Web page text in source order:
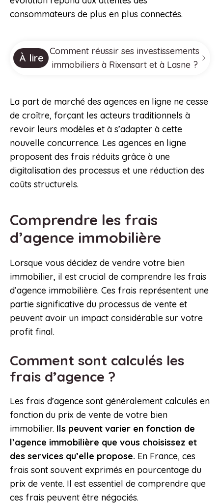
consommateurs de plus en plus connectés.
À lire
Comment réussir ses investissements
immobiliers à Rixensart et à Lasne ?
La part de marché des agences en ligne ne cesse
de croître, forçant les acteurs traditionnels à
revoir leurs modèles et à s’adapter à cette
nouvelle concurrence. Les agences en ligne
proposent des frais réduits grâce à une
digitalisation des processus et une réduction des
coûts structurels.
Comprendre les frais
d’agence immobilière
Lorsque vous décidez de vendre votre bien
immobilier, il est crucial de comprendre les frais
d’agence immobilière. Ces frais représentent une
partie significative du processus de vente et
peuvent avoir un impact considérable sur votre
profit final.
Comment sont calculés les
frais d’agence ?
Les frais d’agence sont généralement calculés en
fonction du prix de vente de votre bien
immobilier. Ils peuvent varier en fonction de
l’agence immobilière que vous choisissez et
des services qu’elle propose. En France, ces
frais sont souvent exprimés en pourcentage du
prix de vente. Il est essentiel de comprendre que
ces frais peuvent être négociés.